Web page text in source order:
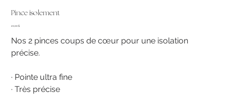
Pince isolement
Prix
20,00 $
Nos 2 pinces coups de cœur pour une isolation
précise.
· Pointe ultra fine
· Très précise